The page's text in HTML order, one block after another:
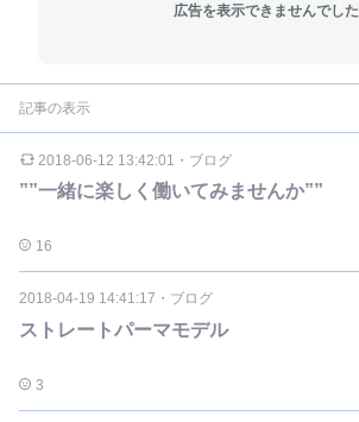
広告を表示できませんでした
記事の表示
2018-06-12 13:42:01 ・ ブログ
””一緒に楽しく働いてみませんか””
16
2018-04-19 14:41:17 ・ ブログ
ストレートパーマモデル
3